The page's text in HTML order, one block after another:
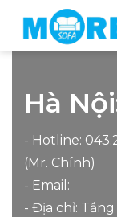
Hà
- Hotline:
(Mr. Chính)
- Email:
- Địa chỉ: Tầng